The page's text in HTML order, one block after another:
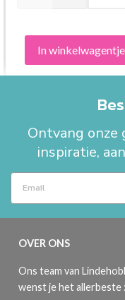
In winkelwagentje
Ontvang onze
inspiratie,
OVER ONS
Ons team van
wenst je het allerbeste